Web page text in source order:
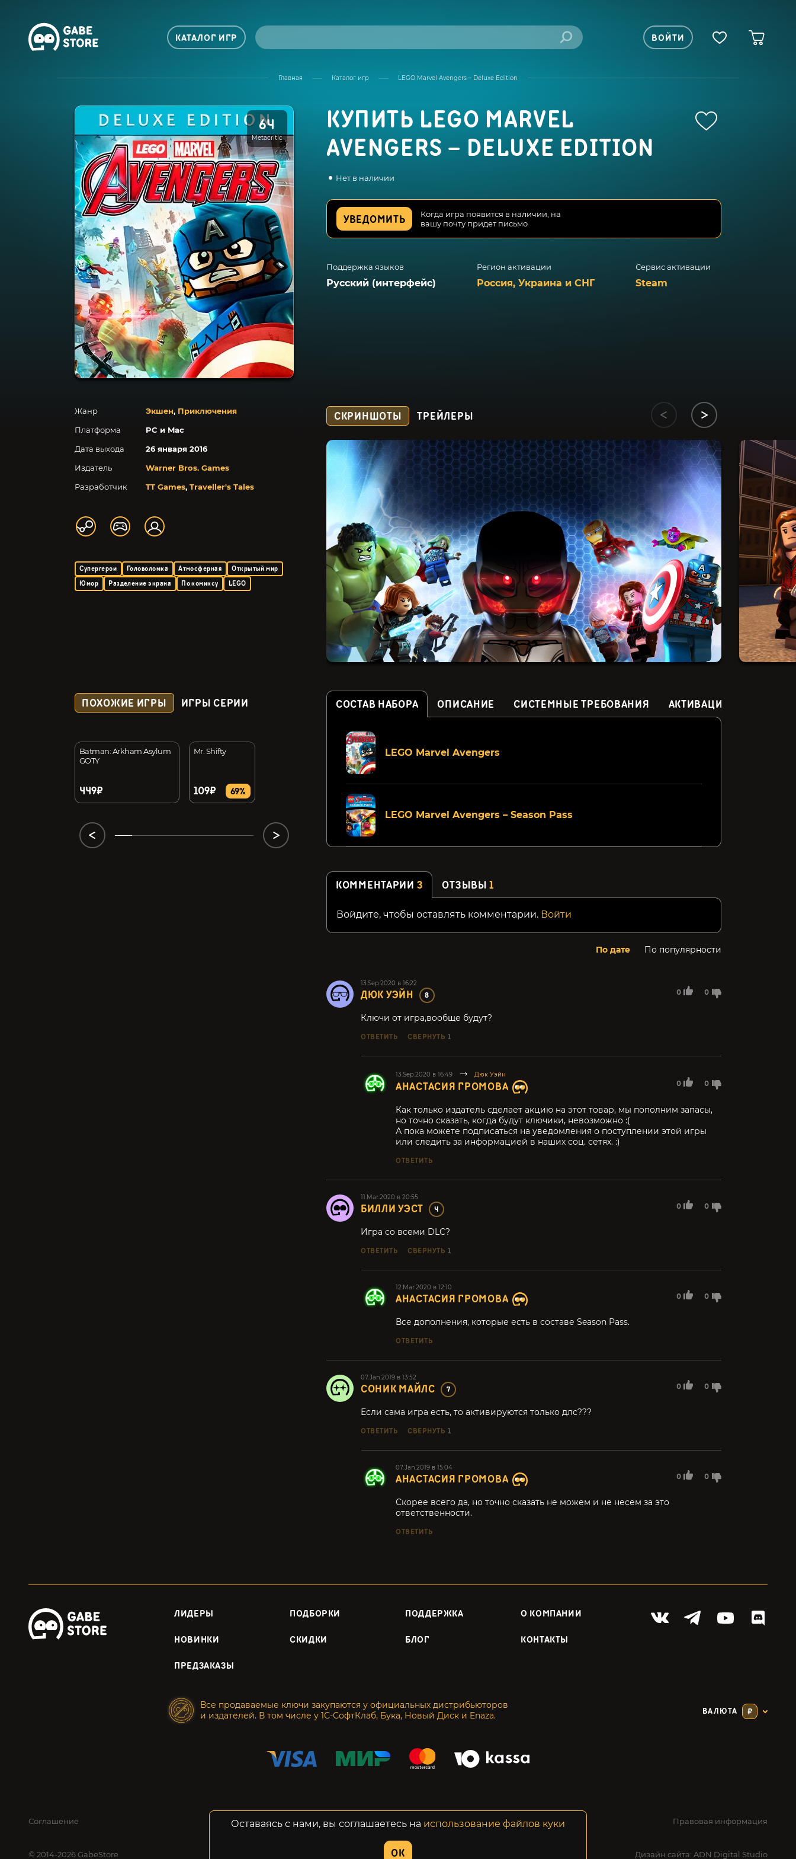
КАТАЛОГ ИГР ВОЙТИ
Главная Каталог игр LEGO Marvel Avengers – Deluxe Edition
64
Metacritic
КУПИТЬ LEGO MARVEL
AVENGERS – DELUXE EDITION
Нет в наличии
УВЕДОМИТЬ
Когда игра появится в наличии, на
вашу почту придет письмо
Поддержка языков
Русский (интерфейс)
Регион активации
Россия, Украина и СНГ
Сервис активации
Steam
Жанр Экшен, Приключения
Платформа
PC и Mac
Дата выхода
26 января 2016
Издатель
Warner Bros. Games
Разработчик
TT Games, Traveller's Tales
Супергерои Головоломка Атмосферная
Открытый мир
Юмор
Разделение экрана По комиксу LEGO
СКРИНШОТЫ ТРЕЙЛЕРЫ
ПОХОЖИЕ ИГРЫ ИГРЫ СЕРИИ
Batman: Arkham Asylum
GOTY
449₽
Mr. Shifty
109₽ 69%
Batman - The Telltale
Series (СНГ, кроме РФ)
Hellboy Web of Wyrd
СОСТАВ НАБОРА ОПИСАНИЕ СИСТЕМНЫЕ ТРЕБОВАНИЯ АКТИВАЦИЯ
LEGO Marvel Avengers
LEGO Marvel Avengers – Season Pass
КОММЕНТАРИИ 3 ОТЗЫВЫ1
Войдите, чтобы оставлять комментарии. Войти
По дате По популярности
13.Sep.2020 в 16:22
ДЮК УЭЙН 8 0 0
Ключи от игра,вообще будут?
ОТВЕТИТЬ СВЕРНУТЬ 1
13.Sep.2020 в 16:49 Дюк Уэйн
АНАСТАСИЯ ГРОМОВА 0 0
Как только издатель сделает акцию на этот товар, мы пополним запасы,
но точно сказать, когда будут ключики, невозможно :(
А пока можете подписаться на уведомления о поступлении этой игры
или следить за информацией в наших соц. сетях. :)
ОТВЕТИТЬ
11.Mar.2020 в 20:55
БИЛЛИ УЭСТ 4 0 0
Игра со всеми DLC?
ОТВЕТИТЬ СВЕРНУТЬ 1
12.Mar.2020 в 12:10
АНАСТАСИЯ ГРОМОВА 0 0
Все дополнения, которые есть в составе Season Pass.
ОТВЕТИТЬ
07.Jan.2019 в 13:52
СОНИК МАЙЛС 7 0 0
Если сама игра есть, то активируются только длс???
ОТВЕТИТЬ СВЕРНУТЬ 1
07.Jan.2019 в 15:04
АНАСТАСИЯ ГРОМОВА 0 0
Скорее всего да, но точно сказать не можем и не несем за это
ответственности.
ОТВЕТИТЬ
ЛИДЕРЫ ПОДБОРКИ ПОДДЕРЖКА О КОМПАНИИ
НОВИНКИ СКИДКИ БЛОГ КОНТАКТЫ
ПРЕДЗАКАЗЫ
Все продаваемые ключи закупаются у официальных дистрибьюторов
и издателей. В том числе у 1С-СофтКлаб, Бука, Новый Диск и Enaza.
ВАЛЮТА ₽
Соглашение Конфиденциальность Возвраты Правовая информация
© 2014-2026 GabeStore Дизайн сайта: ADN Digital Studio
Оставаясь с нами, вы соглашаетесь на использование файлов куки
OK